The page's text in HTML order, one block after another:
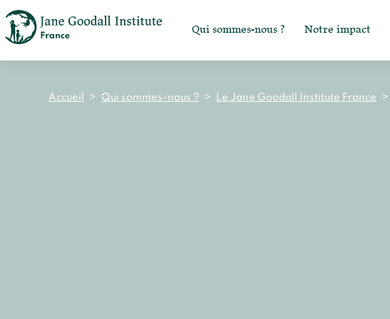
Qui sommes-nous ? Notre impact
Accueil > Qui sommes-nous ? > Le Jane Goodall Institute France >